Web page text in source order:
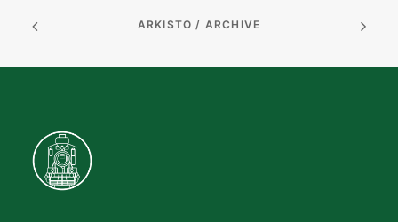
ARKISTO / ARCHIVE